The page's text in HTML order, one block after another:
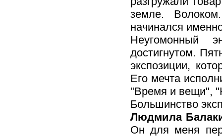
земле.
начинался
Неугомонный
достигнутом.
экспозиции,
Его мечта
"Время и вещи",
Большинство
Людмила
Он для меня